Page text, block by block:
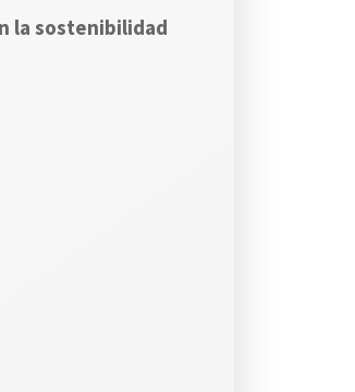
la sostenibilidad